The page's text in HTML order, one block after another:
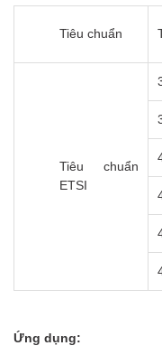
Tiêu chuẩn
Tiêu chuẩn
ETSI
Ứng dụng: